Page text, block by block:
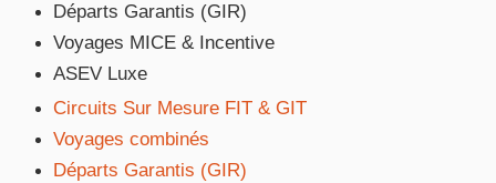
Départs Garantis (GIR)
Voyages MICE & Incentive
ASEV Luxe
Circuits Sur Mesure FIT & GIT
Voyages combinés
Départs Garantis (GIR)